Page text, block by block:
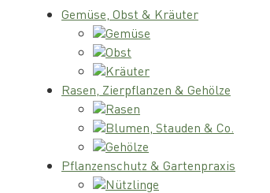
Gemüse, Obst & Kräuter
Gemüse
Obst
Kräuter
Rasen, Zierpflanzen & Gehölze
Rasen
Blumen, Stauden & Co.
Gehölze
Pflanzenschutz & Gartenpraxis
Nützlinge